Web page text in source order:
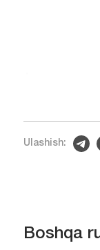
Ulashish:
Boshqa